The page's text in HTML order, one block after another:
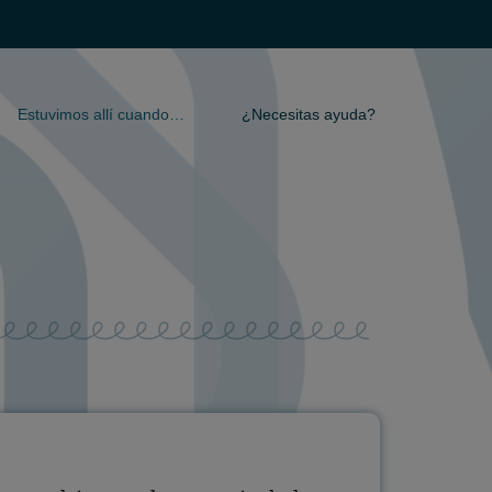
Estuvimos allí cuando… ¿Necesitas ayuda?